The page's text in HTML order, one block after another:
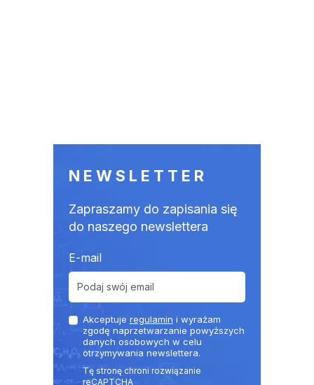
NEWSLETTER
Zapraszamy do zapisania się
do naszego newslettera
E-mail
Akceptuje regulamin i wyrażam
zgodę naprzetwarzanie powyższych
danych osobowych w celu
otrzymywania newslettera.